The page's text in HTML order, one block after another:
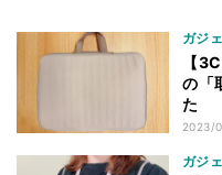
ガジ
【
の「
た
2023/
ガジ